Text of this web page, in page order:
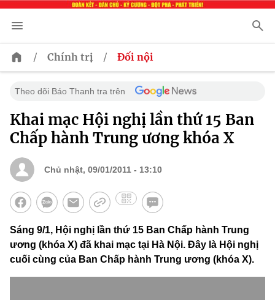
/ Chính trị / Đối nội
Theo dõi Báo Thanh tra trên
Khai mạc Hội nghị lần thứ 15 Ban
Chấp hành Trung ương khóa X
Chủ nhật, 09/01/2011 - 13:10
Sáng 9/1, Hội nghị lần thứ 15 Ban Chấp hành Trung
ương (khóa X) đã khai mạc tại Hà Nội. Đây là Hội nghị
cuối cùng của Ban Chấp hành Trung ương (khóa X).